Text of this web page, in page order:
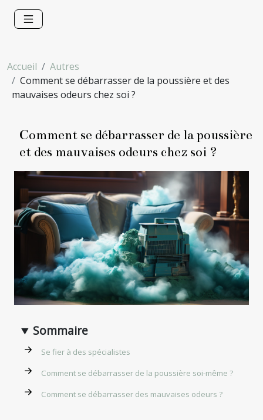
Accueil
Autres
Comment se débarrasser de la poussière et des
mauvaises odeurs chez soi ?
Comment se débarrasser de la poussière
et des mauvaises odeurs chez soi ?
Sommaire
Se fier à des spécialistes
Comment se débarrasser de la poussière soi-même ?
Comment se débarrasser des mauvaises odeurs ?